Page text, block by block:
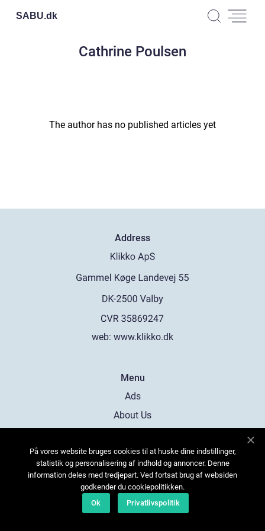
SABU.dk
Cathrine Poulsen
The author has no published articles yet
Address
web: www.klikko.dk
Menu
Ads
About Us
Contact
Sitemap
På vores website bruges cookies til at huske dine indstillinger,
statistik og personalisering af indhold og annoncer. Denne
information deles med tredjepart. Ved fortsat brug af websiden
godkender du cookiepolitikken.
Ok
Privatlivspolitik